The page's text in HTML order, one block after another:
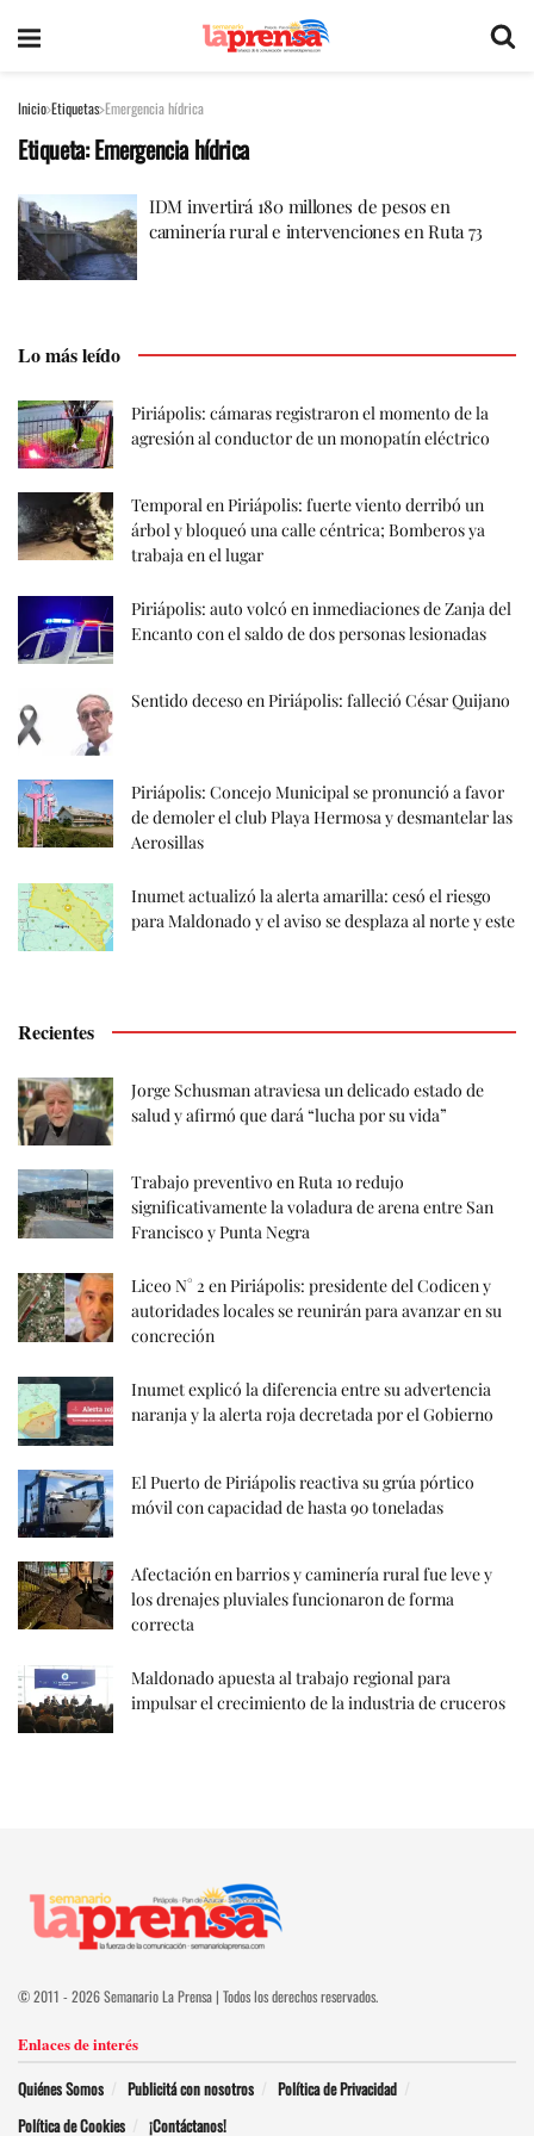
Inicio Etiquetas Emergencia hídrica
Etiqueta:Emergencia hídrica
IDM invertirá 180 millones de pesos en
caminería rural e intervenciones en Ruta 73
Lo más leído
Piriápolis: cámaras registraron el momento de la
agresión al conductor de un monopatín eléctrico
Temporal en Piriápolis: fuerte viento derribó un
árbol y bloqueó una calle céntrica; Bomberos ya
trabaja en el lugar
Piriápolis: auto volcó en inmediaciones de Zanja del
Encanto con el saldo de dos personas lesionadas
Sentido deceso en Piriápolis: falleció César Quijano
Piriápolis: Concejo Municipal se pronunció a favor
de demoler el club Playa Hermosa y desmantelar las
Aerosillas
Inumet actualizó la alerta amarilla: cesó el riesgo
para Maldonado y el aviso se desplaza al norte y este
Recientes
Jorge Schusman atraviesa un delicado estado de
salud y afirmó que dará “lucha por su vida”
Trabajo preventivo en Ruta 10 redujo
significativamente la voladura de arena entre San
Francisco y Punta Negra
Liceo N° 2 en Piriápolis: presidente del Codicen y
autoridades locales se reunirán para avanzar en su
concreción
Inumet explicó la diferencia entre su advertencia
naranja y la alerta roja decretada por el Gobierno
El Puerto de Piriápolis reactiva su grúa pórtico
móvil con capacidad de hasta 90 toneladas
Afectación en barrios y caminería rural fue leve y
los drenajes pluviales funcionaron de forma
correcta
Maldonado apuesta al trabajo regional para
impulsar el crecimiento de la industria de cruceros
© 2011 - 2026 Semanario La Prensa | Todos los derechos reservados.
Enlaces de interés
Quiénes Somos Publicitá con nosotros
Política de Privacidad
Política de Cookies
¡Contáctanos!